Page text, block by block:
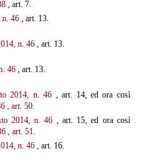
, art. 7.
n. 46, art. 13.
n. 46, art. 13.
46, art. 13.
2014, n. 46 , art. 14, ed ora così
, art. 50.
2014, n. 46 , art. 15, ed ora così
, art. 51.
n. 46, art. 16.